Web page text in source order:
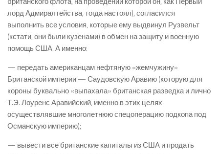
лорд Адмиралтейства, тогда настоял), согласился
выполнить все условия, которые ему выдвинул Рузвельт
(кстати, они были кузенами) в обмен на защиту и военную
помощь США. А именно:
— передать американцам нефтяную «жемчужину»
Британской империи — Саудовскую Аравию (которую для
короны буквально «выпахала» британская разведка и лично
Т.Э. Лоуренс Аравийский, именно в этих целях
осуществлявшие многолетнюю спецоперацию подкопа под
Османскую империю);
— вывести все британские капиталы из США и продать